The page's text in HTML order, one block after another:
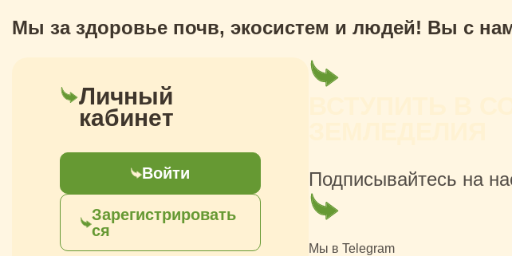
Мы за здоровье почв, экосистем и людей! Вы с
Личный
кабинет
Войти
Зарегистрировать
ся
Подписывайтесь на
Мы в Telegram